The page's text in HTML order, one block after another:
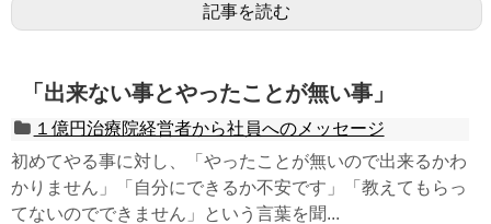
記事を読む
「出来ない事とやったことが無い事」
１億円治療院経営者から社員へのメッセージ
初めてやる事に対し、「やったことが無いので出来るかわ
かりません」「自分にできるか不安です」「教えてもらっ
てないのでできません」という言葉を聞...